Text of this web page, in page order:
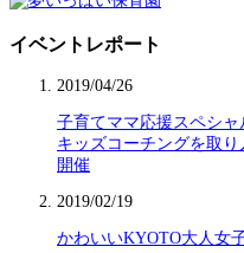
イベントレポート
2019/04/26
子育てママ応援スペシ
キッズコーチングを取
開催
2019/02/19
かわいいKYOTO大人女